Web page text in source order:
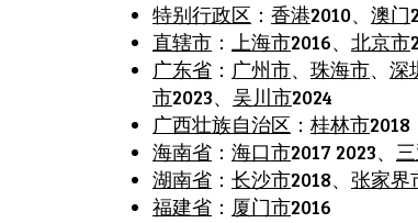
特别行政区 ： 香港2010、 澳门
直辖市 ： 上海市2016、 北京市
广东省 ： 广州市、 珠海市、 深
市2023、 吴川市2024
广西壮族自治区 ： 桂林市2018
海南省 ： 海口市2017 2023、
湖南省 ： 长沙市2018、 张家界
福建省 ： 厦门市2016